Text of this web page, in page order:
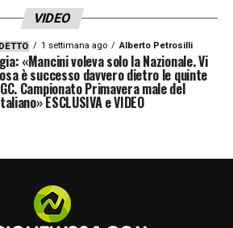
VIDEO
1 settimana ago Alberto Petrosilli
«Mancini voleva solo la Nazionale. Vi
è successo davvero dietro le quinte
Campionato Primavera male del
ESCLUSIVA e VIDEO